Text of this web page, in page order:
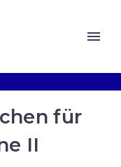
für
II